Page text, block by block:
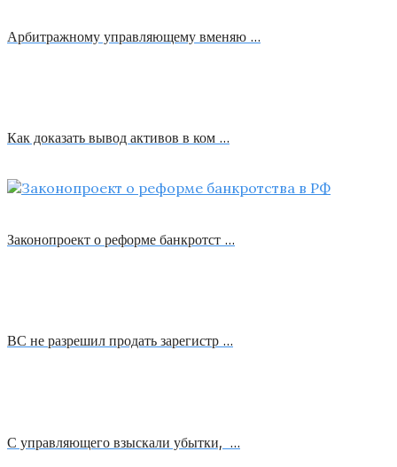
Арбитражному управляющему вменяю …
Как доказать вывод активов в ком …
Законопроект о реформе банкротст …
ВС не разрешил продать зарегистр …
С управляющего взыскали убытки, …